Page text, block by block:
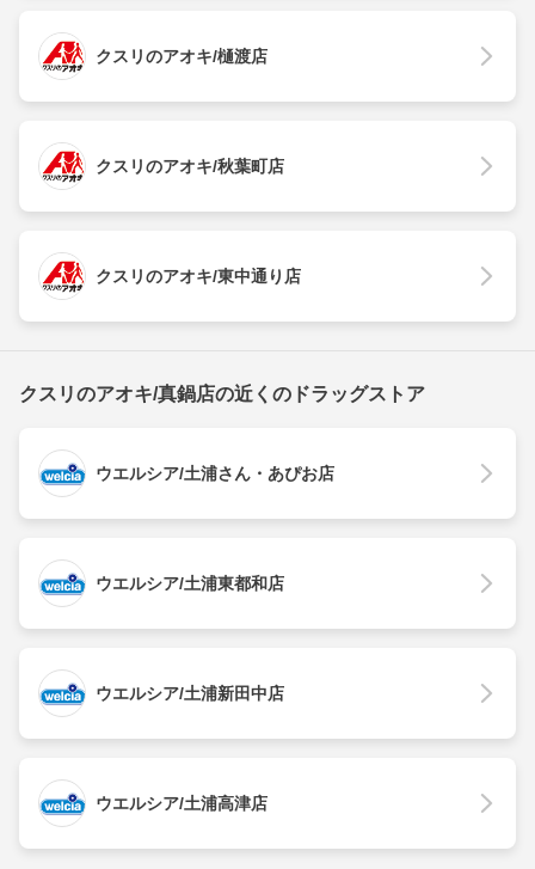
クスリのアオキ/樋渡店
クスリのアオキ/秋葉町店
クスリのアオキ/東中通り店
クスリのアオキ/真鍋店の近くのドラッグストア
ウエルシア/土浦さん・あぴお店
ウエルシア/土浦東都和店
ウエルシア/土浦新田中店
ウエルシア/土浦高津店